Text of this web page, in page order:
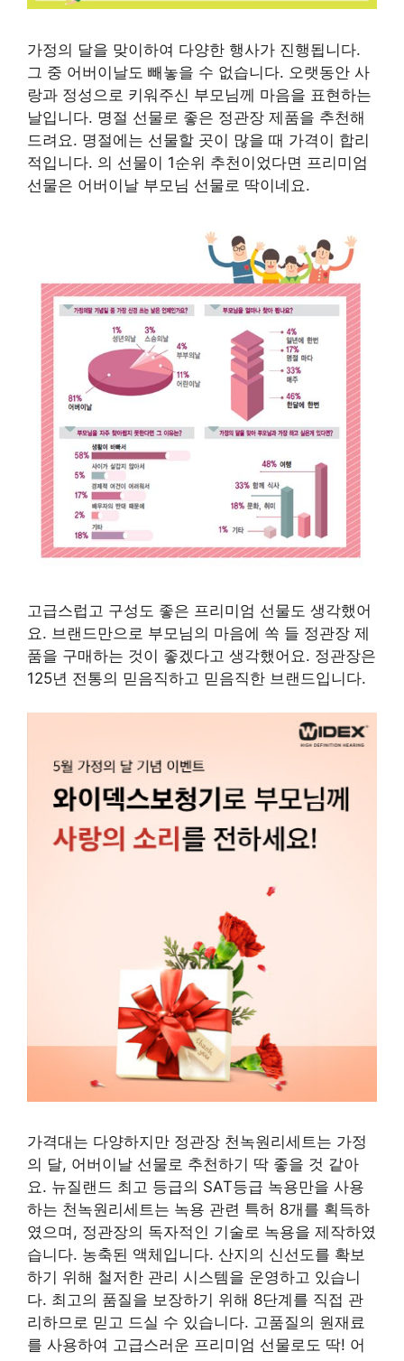
가정의 달을 맞이하여 다양한 행사가 진행됩니다.
그 중 어버이날도 빼놓을 수 없습니다. 오랫동안 사
랑과 정성으로 키워주신 부모님께 마음을 표현하는
날입니다. 명절 선물로 좋은 정관장 제품을 추천해
드려요. 명절에는 선물할 곳이 많을 때 가격이 합리
적입니다. 의 선물이 1순위 추천이었다면 프리미엄
선물은 어버이날 부모님 선물로 딱이네요.
고급스럽고 구성도 좋은 프리미엄 선물도 생각했어
요. 브랜드만으로 부모님의 마음에 쏙 들 정관장 제
품을 구매하는 것이 좋겠다고 생각했어요. 정관장은
125년 전통의 믿음직하고 믿음직한 브랜드입니다.
가격대는 다양하지만 정관장 천녹원리세트는 가정
의 달, 어버이날 선물로 추천하기 딱 좋을 것 같아
요. 뉴질랜드 최고 등급의 SAT등급 녹용만을 사용
하는 천녹원리세트는 녹용 관련 특허 8개를 획득하
였으며, 정관장의 독자적인 기술로 녹용을 제작하였
습니다. 농축된 액체입니다. 산지의 신선도를 확보
하기 위해 철저한 관리 시스템을 운영하고 있습니
다. 최고의 품질을 보장하기 위해 8단계를 직접 관
리하므로 믿고 드실 수 있습니다. 고품질의 원재료
를 사용하여 고급스러운 프리미엄 선물로도 딱! 어